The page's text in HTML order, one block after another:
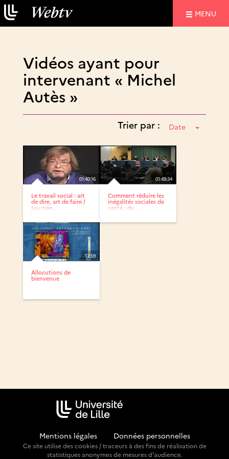
MENU
Vidéos ayant pour
intervenant « Michel
Autès »
Trier par : Date
01:40:16
Le travail social : art
de dire, art de faire /
Journée...
01:49:34
Comment réduire les
inégalités sociales de
santé : du...
12:59
Allocutions de
bienvenue
Mentions légales Données personnelles
Ce site utilise des cookies / traceurs à des fins de réalisation de
statistiques anonymes de mesures d'audience.